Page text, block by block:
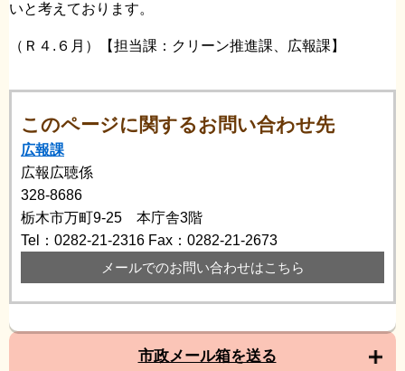
いと考えております。
（Ｒ４.６月）【担当課：クリーン推進課、広報課】
このページに関するお問い合わせ先
広報課
広報広聴係
328-8686
栃木市万町9-25 本庁舎3階
Tel：0282-21-2316 Fax：0282-21-2673
メールでのお問い合わせはこちら
市政メール箱を送る